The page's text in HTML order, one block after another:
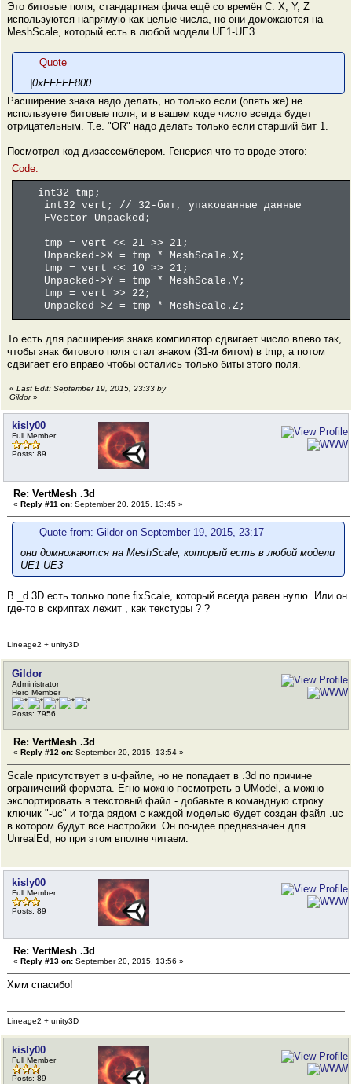
Это битовые поля, стандартная фича ещё со времён C. X, Y, Z
используются напрямую как целые числа, но они доможаются на
MeshScale, который есть в любой модели UE1-UE3.
Quote
...|0xFFFFF800
Расширение знака надо делать, но только если (опять же) не
используете битовые поля, и в вашем коде число всегда будет
отрицательным. Т.е. "OR" надо делать только если старший бит 1.
Посмотрел код дизассемблером. Генерися что-то вроде этого:
Code:
int32 tmp;
int32 vert; // 32-бит, упакованные данные
FVector Unpacked;
tmp = vert << 21 >> 21;
Unpacked->X = tmp * MeshScale.X;
tmp = vert << 10 >> 21;
Unpacked->Y = tmp * MeshScale.Y;
tmp = vert >> 22;
Unpacked->Z = tmp * MeshScale.Z;
То есть для расширения знака компилятор сдвигает число влево так,
чтобы знак битового поля стал знаком (31-м битом) в tmp, а потом
сдвигает его вправо чтобы остались только биты этого поля.
« Last Edit: September 19, 2015, 23:33 by
Gildor»
kisly00
Full Member
Posts: 89
Re: VertMesh .3d
« Reply #11 on: September 20, 2015, 13:45 »
Quote from: Gildor on September 19, 2015, 23:17
они домножаются на MeshScale, который есть в любой модели
UE1-UE3
В _d.3D есть только поле fixScale, который всегда равен нулю. Или он
где-то в скриптах лежит , как текстуры ? ?
Lineage2 + unity3D
Gildor
Administrator
Hero Member
Posts: 7956
Re: VertMesh .3d
« Reply #12 on: September 20, 2015, 13:54 »
Scale присутствует в u-файле, но не попадает в .3d по причине
ограничений формата. Егно можно посмотреть в UModel, а можно
экспортировать в текстовый файл - добавьте в командную строку
ключик "-uc" и тогда рядом с каждой моделью будет создан файл .uc
в котором будут все настройки. Он по-идее предназначен для
UnrealEd, но при этом вполне читаем.
kisly00
Full Member
Posts: 89
Re: VertMesh .3d
« Reply #13 on: September 20, 2015, 13:56 »
Хмм спасибо!
Lineage2 + unity3D
kisly00
Full Member
Posts: 89